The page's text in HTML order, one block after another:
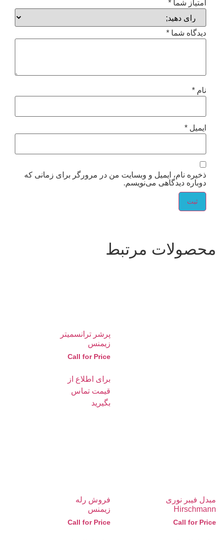
امتیاز شما *
دیدگاه شما *
نام *
ایمیل *
ذخیره نام، ایمیل و وبسایت من در مرورگر برای زمانی که
دوباره دیدگاهی می‌نویسم.
محصولات مرتبط
پرشر ترانسمیتر
زیمنس
Call for Price
برای اطلاع از
قیمت تماس
بگیرید
مبدل فیبر نوری
Hirschmann
Call for Price
فروش رله
زیمنس
Call for Price